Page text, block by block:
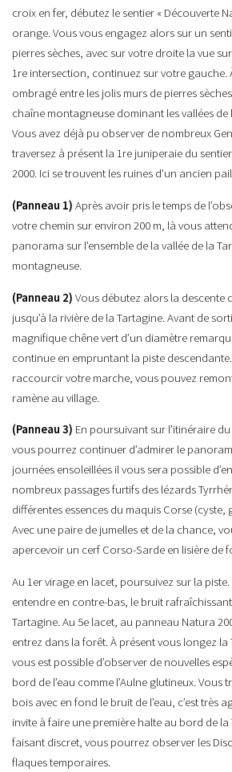
croix en fer, débutez le sentier « Découverte
orange. Vous vous engagez alors sur un
pierres sèches, avec sur votre droite la vue
1re intersection, continuez sur votre gauche.
ombragé entre les jolis murs de pierres
chaîne montagneuse dominant les vallées de
Vous avez déjà pu observer de nombreux
traversez à présent la 1re juniperaie du
2000. Ici se trouvent les ruines d’un ancien
(Panneau 1) Après avoir pris le temps de
votre chemin sur environ 200 m, là vous
panorama sur l’ensemble de la vallée de la
montagneuse.
(Panneau 2) Vous débutez alors la descente
jusqu’à la rivière de la Tartagine. Avant de
magnifique chêne vert d’un diamètre
continue en empruntant la piste
raccourcir votre marche, vous pouvez
ramène au village.
(Panneau 3) En poursuivant sur l’itinéraire
vous pourrez continuer d’admirer le
journées ensoleillées il vous sera possible
nombreux passages furtifs des lézards
différentes essences du maquis Corse (cyste,
Avec une paire de jumelles et de la chance,
apercevoir un cerf Corso-Sarde en lisière de
Au 1er virage en lacet, poursuivez sur la
entendre en contre-bas, le bruit rafraîchissant
Tartagine. Au 5e lacet, au panneau Natura
entrez dans la forêt. À présent vous longez la
vous est possible d’observer de nouvelles
bord de l’eau comme l’Aulne glutineux. Vous
bois avec en fond le bruit de l’eau, c’est très
invite à faire une première halte au bord de
faisant discret, vous pourrez observer les
flaques temporaires.